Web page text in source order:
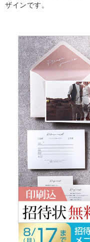
ザインです。